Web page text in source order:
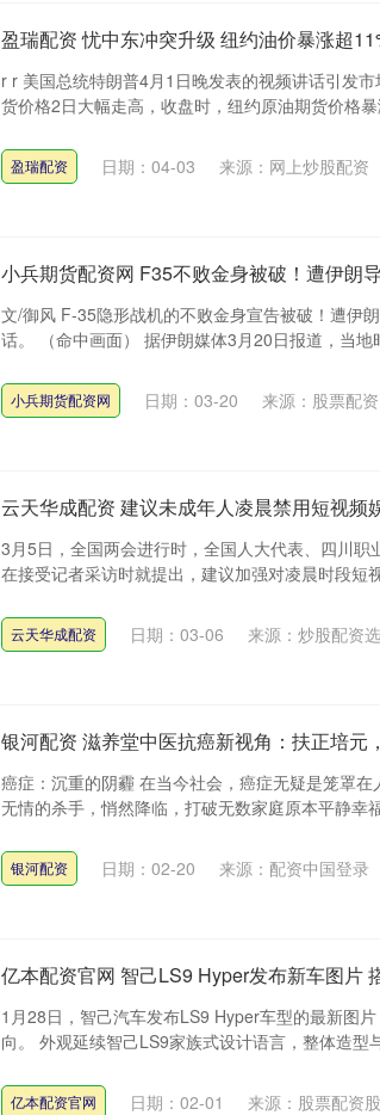
盈瑞配资 忧中东冲突升级 纽约油价暴涨超
r r 美国总统特朗普4月1日晚发表的视频讲话引发
货价格2日大幅走高，收盘时，纽约原油期货价格
盈瑞配资 日期：04-03 来源：网上炒股配资
小兵期货配资网 F35不败金身被破！遭伊朗
文/御风 F-35隐形战机的不败金身宣告被破！遭伊
话。 （命中画面） 据伊朗媒体3月20日报道，当
小兵期货配资网 日期：03-20 来源：股票配
云天华成配资 建议未成年人凌晨禁用短视频
3月5日，全国两会进行时，全国人大代表、四川
在接受记者采访时就提出，建议加强对凌晨时段短
云天华成配资 日期：03-06 来源：炒股配资
银河配资 滋养堂中医抗癌新视角：扶正培元
癌症：沉重的阴霾 在当今社会，癌症无疑是笼罩
无情的杀手，悄然降临，打破无数家庭原本平静幸
银河配资 日期：02-20 来源：配资中国登录
亿本配资官网 智己LS9 Hyper发布新车图片
1月28日，智己汽车发布LS9 Hyper车型的最新图
向。 外观延续智己LS9家族式设计语言，整体造型
亿本配资官网 日期：02-01
来源：股票配资